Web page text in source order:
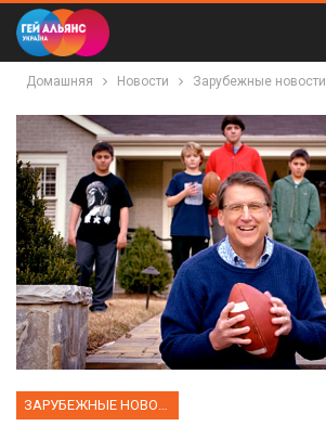
Домашняя Новости Зарубежные новости
ЗАРУБЕЖНЫЕ НОВОСТИ